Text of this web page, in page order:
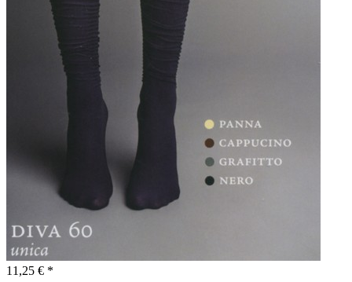
11,25 € *